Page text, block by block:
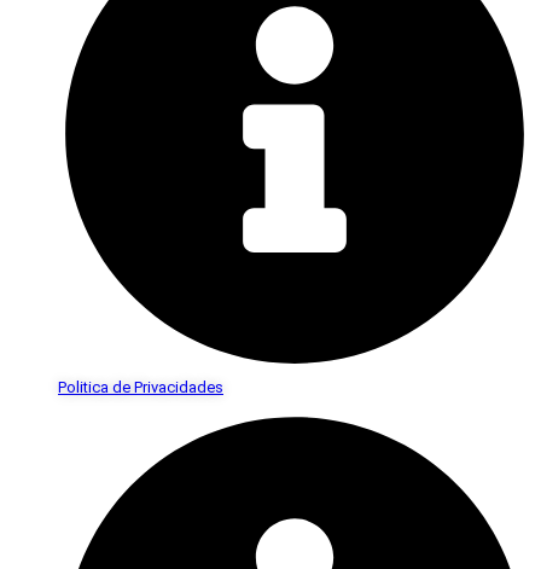
Politica de Privacidades